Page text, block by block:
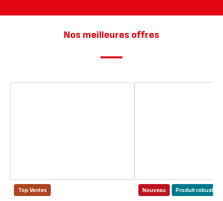
Nos meilleures offres
Top Ventes Nouveau Produit robuste